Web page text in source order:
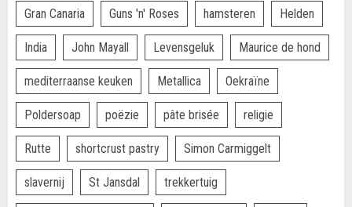
Gran Canaria Guns 'n' Roses hamsteren Helden
India John Mayall Levensgeluk Maurice de hond
mediterraanse keuken Metallica Oekraïne
Poldersoap poëzie pâte brisée religie
Rutte shortcrust pastry Simon Carmiggelt
slavernij St Jansdal trekkertuig